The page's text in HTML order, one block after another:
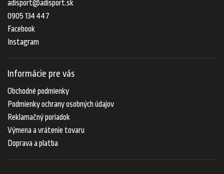
adisport@adisport.sk
0905 134 447
Facebook
Instagram
Informácie pre vás
Obchodné podmienky
Podmienky ochrany osobných údajov
Reklamačný poriadok
Výmena a vrátenie tovaru
Doprava a platba